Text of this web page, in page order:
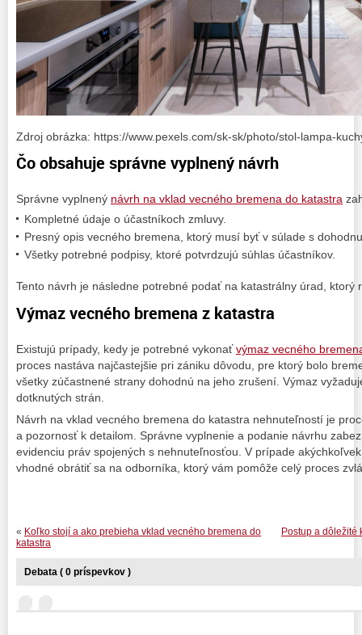
Zdroj obrázka: https://www.pexels.com/sk-sk/photo/stol-lampa-
Čo obsahuje správne vyplnený návrh
Správne vyplnený návrh na vklad vecného bremena do katastra
Kompletné údaje o účastníkoch zmluvy.
Presný opis vecného bremena, ktorý musí byť v súlade s
Všetky potrebné podpisy, ktoré potvrdzujú súhlas účastníkov.
Tento návrh je následne potrebné podať na katastrálny úrad, ktorý
Výmaz vecného bremena z katastra
Existujú prípady, kedy je potrebné vykonaťvýmaz vecného
proces nastáva najčastejšie pri zániku dôvodu, pre ktorý bolo
všetky zúčastnené strany dohodnú na jeho zrušení. Výmaz
dotknutých strán.
Návrh na vklad vecného bremena do katastra nehnuteľností je
a pozornosť k detailom. Správne vyplnenie a podanie návrhu
evidenciu práv spojených s nehnuteľnosťou. V prípade
vhodné obrátiť sa na odborníka, ktorý vám pomôže celý proces
Postup a dôležité
« Koľko stojí a ako prebieha vklad vecného bremena do
katastra
Debata ( 0 príspevkov )